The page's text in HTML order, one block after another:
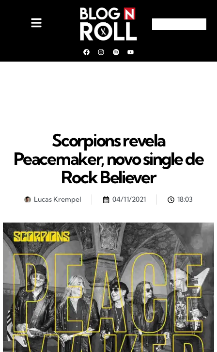
Scorpions revela
Peacemaker, novo single de
Rock Believer
Lucas Krempel 04/11/2021 18:03